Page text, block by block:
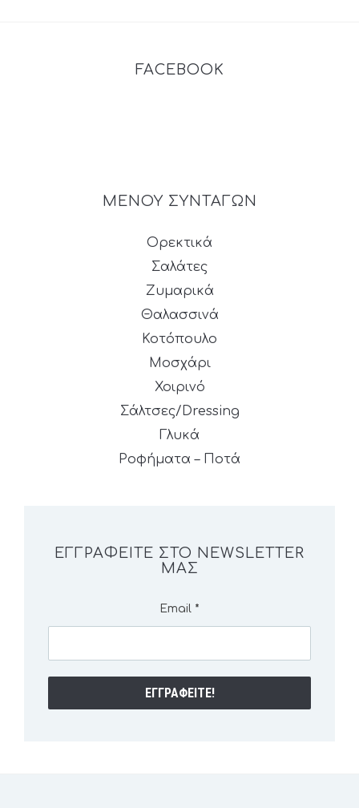
FACEBOOK
ΜΕΝΟΥ ΣΥΝΤΑΓΩΝ
Ορεκτικά
Σαλάτες
Ζυμαρικά
Θαλασσινά
Κοτόπουλο
Μοσχάρι
Χοιρινό
Σάλτσες/Dressing
Γλυκά
Ροφήματα – Ποτά
ΕΓΓΡΑΦΕΊΤΕ ΣΤΟ NEWSLETTER
ΜΑΣ
Email *